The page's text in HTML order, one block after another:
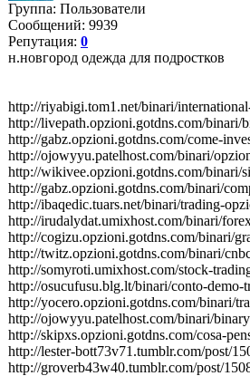
Группа: Пользователи
Сообщений: 9939
Репутация: 0
н.новгород одежда для подростков
http://riyabigi.tom1.net/binari/
http://livepath.opzioni.gotdns.com/
http://gabz.opzioni.gotdns.com/come-
http://ojowyyu.patelhost.com/binari/
http://wikivee.opzioni.gotdns.com/binari/
http://gabz.opzioni.gotdns.com/binari/
http://ibaqedic.tuars.net/binari/trading-
http://irudalydat.umixhost.com/binari/
http://cogizu.opzioni.gotdns.com/binari/
http://twitz.opzioni.gotdns.com/binari/
http://somyroti.umixhost.com/stock-
http://osucufusu.blg.lt/binari/conto-
http://yocero.opzioni.gotdns.com/binari/
http://ojowyyu.patelhost.com/binari/
http://skipxs.opzioni.gotdns.com/cosa-
http://lester-bott73v71.tumblr.com/post/
http://groverb43w40.tumblr.com/post/